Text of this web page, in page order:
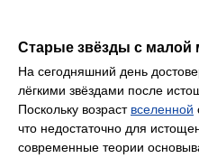
Старые звёзды с малой
На сегодняшний день
лёгкими звёздами после
Поскольку возраст вселенной
что недостаточно для
современные теории